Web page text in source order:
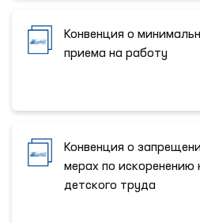
Конвенция о
приема на работу
Конвенция о
мерах по
детского труда